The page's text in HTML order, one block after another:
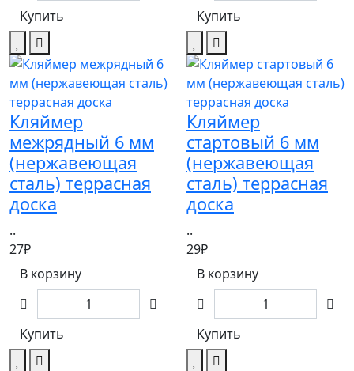
Купить Купить
Кляймер
межрядный 6 мм
(нержавеющая
сталь) террасная
доска
..
27₽
В корзину
Купить
Кляймер
стартовый 6 мм
(нержавеющая
сталь) террасная
доска
..
29₽
В корзину
Купить